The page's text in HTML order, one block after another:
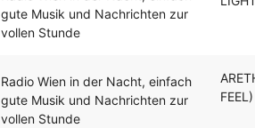
gute Musik und Nachrichten zur
vollen Stunde
Radio Wien in der Nacht, einfach
gute Musik und Nachrichten zur
vollen Stunde